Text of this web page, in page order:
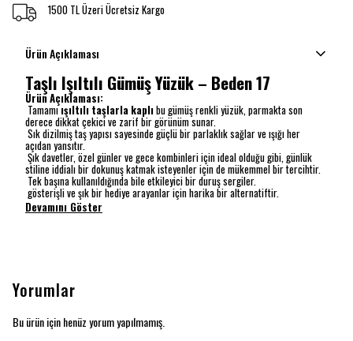
1500 TL Üzeri Ücretsiz Kargo
Ürün Açıklaması
Taşlı Işıltılı Gümüş Yüzük – Beden 17
Ürün Açıklaması:
Tamamıışıltılı taşlarla kaplıbu gümüş renkli yüzük, parmakta son
derece dikkat çekici ve zarif bir görünüm sunar.
Sık dizilmiş taş yapısı sayesinde güçlü bir parlaklık sağlar ve ışığı her
açıdan yansıtır.
Şık davetler, özel günler ve gece kombinleri için ideal olduğu gibi, günlük
stiline iddialı bir dokunuş katmak isteyenler için de mükemmel bir tercihtir.
Tek başına kullanıldığında bile etkileyici bir duruş sergiler.
gösterişli ve şık bir hediye arayanlar için harika bir alternatiftir.
Devamını Göster
Yorumlar
Bu ürün için henüz yorum yapılmamış.